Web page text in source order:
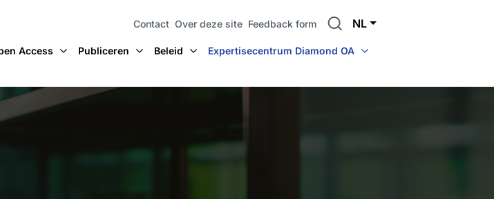
Contact Over deze site Feedback form Search NL
Access Publiceren Beleid Expertisecentrum Diamond OA